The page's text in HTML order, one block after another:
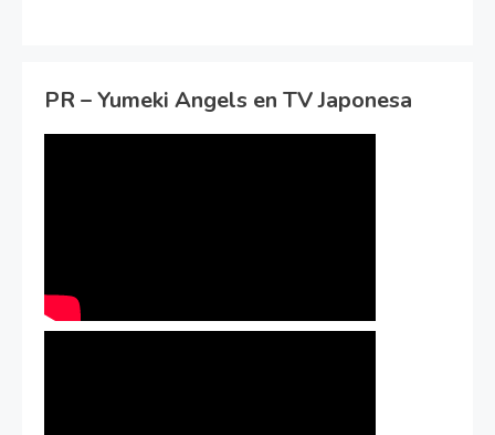
PR – Yumeki Angels en TV Japonesa